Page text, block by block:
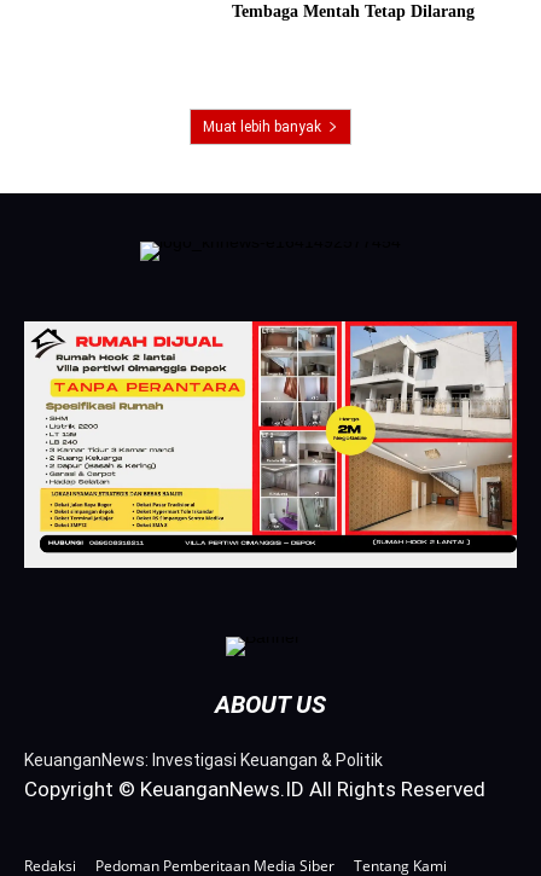
Tembaga Mentah Tetap Dilarang
Muat lebih banyak
ABOUT US
KeuanganNews: Investigasi Keuangan & Politik
Copyright © KeuanganNews.ID All Rights Reserved
Redaksi Pedoman Pemberitaan Media Siber Tentang Kami